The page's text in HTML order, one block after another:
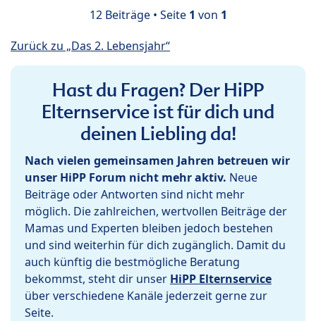
12 Beiträge • Seite 1 von 1
Zurück zu „Das 2. Lebensjahr“
Hast du Fragen? Der HiPP
Elternservice ist für dich und
deinen Liebling da!
Nach vielen gemeinsamen Jahren betreuen wir
unser HiPP Forum nicht mehr aktiv. Neue
Beiträge oder Antworten sind nicht mehr
möglich. Die zahlreichen, wertvollen Beiträge der
Mamas und Experten bleiben jedoch bestehen
und sind weiterhin für dich zugänglich. Damit du
auch künftig die bestmögliche Beratung
bekommst, steht dir unser HiPP Elternservice
über verschiedene Kanäle jederzeit gerne zur
Seite.